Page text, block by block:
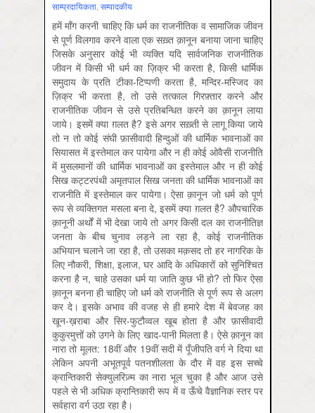
साम्‍प्रदायिकता, सम्‍पादकीय
हमें माँग करनी चाहिए कि धर्म का राजनीतिक व सामाजिक जीवन
से पूर्ण विलगाव करने वाला एक सख़्त क़ानून बनाया जाना चाहिए
जिसके अनुसार कोई भी व्यक्ति यदि सार्वजनिक राजनीतिक
जीवन में किसी भी धर्म का ज़िक्र भी करता है, किसी धार्मिक
समुदाय के प्रति टीका-टिप्पणी करता है, मन्दिर-मस्जिद का
ज़िक्र भी करता है, तो उसे तत्काल गिरफ़्तार करने और
राजनीतिक जीवन से उसे प्रतिबन्धित करने का क़ानून लाया
जाये। इसमें क्या ग़लत है? इसे अगर सख़्ती से लागू किया जाये
तो न तो कोई संघी फ़ासीवादी हिन्दुओं की धार्मिक भावनाओं का
सियासत में इस्तेमाल कर पायेगा और न ही कोई ओवैसी राजनीति
में मुसलमानों की धार्मिक भावनाओं का इस्तेमाल और न ही कोई
सिख कट्टरपंथी अमृतपाल सिख जनता की धार्मिक भावनाओं का
राजनीति में इस्तेमाल कर पायेगा। ऐसा क़ानून जो धर्म को पूर्ण
रूप से व्यक्तिगत मसला बना दे, इसमें क्या ग़लत है? औपचारिक
क़ानूनी अर्थों में भी देखा जाये तो अगर किसी दल का राजनीतिज्ञ
जनता के बीच चुनाव लड़ने ला रहा है, कोई राजनीतिक
अभियान चलाने जा रहा है, तो उसका मक़सद तो हर नागरिक के
लिए नौकरी, शिक्षा, इलाज, घर आदि के अधिकारों को सुनिश्चित
करना है न, चाहे उसका धर्म या जाति कुछ भी हो? तो फिर ऐसा
क़ानून बनना ही चाहिए जो धर्म को राजनीति से पूर्ण रूप से अलग
कर दे। इसके अभाव की वजह से ही हमारे देश में बेवजह का
खून-ख़राबा और सिर-फुटौव्वल खूब होता है और फ़ासीवादी
कुकुरमुत्तों को उगने के लिए खाद-पानी मिलता है। ऐसे क़ानून का
नारा तो मूलत: 18वीं और 19वीं सदी में पूँजीपति वर्ग ने दिया था
लेकिन अपनी अभूतपूर्व पतनशीलता के दौर में वह इस सच्चे
क्रान्तिकारी सेक्युलरिज़्म का नारा भूल चुका है और आज उसे
पहले से भी अधिक क्रान्तिकारी रूप में व ऊँचे वैज्ञानिक स्तर पर
सर्वहारा वर्ग उठा रहा है।